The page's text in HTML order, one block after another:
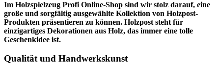
Im Holzspielzeug Profi Online-Shop sind wir stolz darauf, eine
große und sorgfältig ausgewählte Kollektion von Holzpost-
Produkten präsentieren zu können. Holzpost steht für
einzigartiges Dekorationen aus Holz, das immer eine tolle
Geschenkidee ist.
Qualität und Handwerkskunst